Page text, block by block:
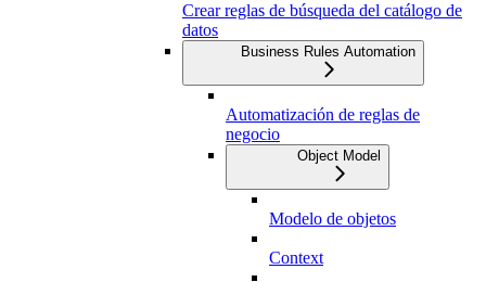
Crear reglas de búsqueda del catálogo de
datos
Business Rules Automation
Automatización de reglas de
negocio
Object Model
Modelo de objetos
Context